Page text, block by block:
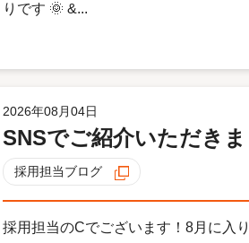
りです 🌞 &...
2026年08月04日
SNSでご紹介いただきま
採用担当ブログ
採用担当のCでございます！8月に入